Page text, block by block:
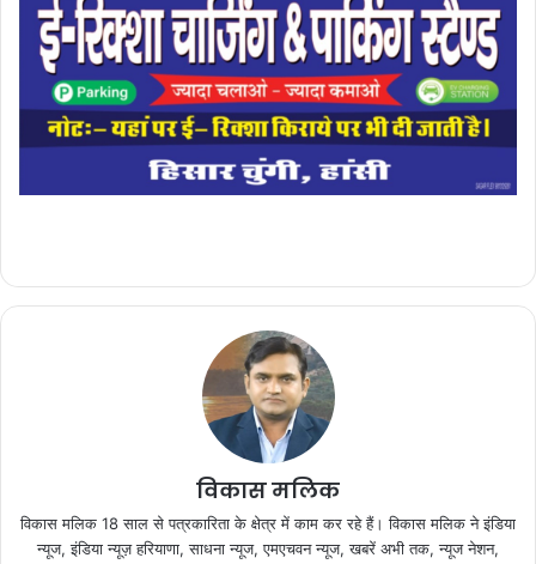
विकास मलिक
विकास मलिक 18 साल से पत्रकारिता के क्षेत्र में काम कर रहे हैं। विकास मलिक ने इंडिया
न्यूज, इंडिया न्यूज़ हरियाणा, साधना न्यूज, एमएचवन न्यूज, खबरें अभी तक, न्यूज नेशन,